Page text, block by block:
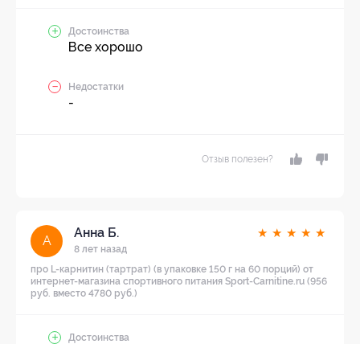
Достоинства
Все хорошо
Недостатки
-
Отзыв полезен?
А
Анна Б.
8 лет назад
★ ★ ★ ★ ★
про L-карнитин (тартрат) (в упаковке 150 г на 60 порций) от
интернет-магазина спортивного питания Sport-Carnitine.ru (956
руб. вместо 4780 руб.)
Достоинства